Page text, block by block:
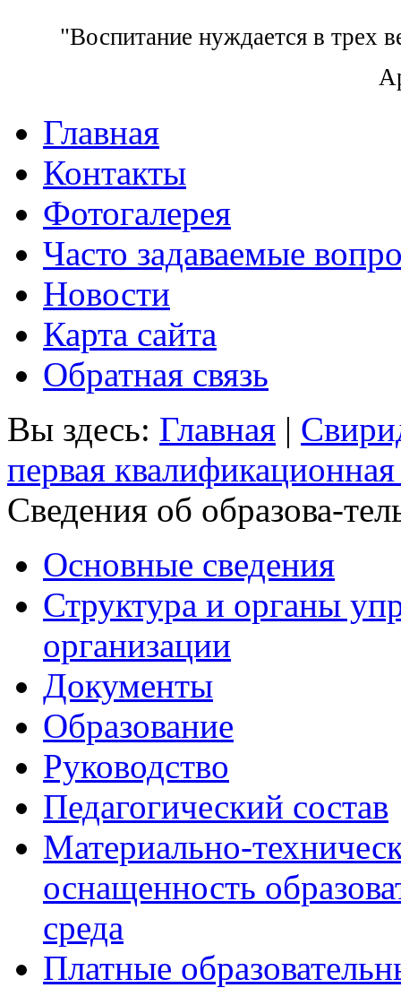
"Воспитание нуждается в трех
Главная
Контакты
Фотогалерея
Часто задаваемые
Новости
Карта сайта
Обратная связь
Вы здесь: Главная |
первая квалификационная
Сведения об образова-
Основные сведения
Структура и органы
организации
Документы
Образование
Руководство
Педагогический состав
Материально-
оснащенность
среда
Платные